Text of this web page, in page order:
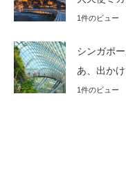
1件のビュー
シンガポ
あ、出か
1件のビュー